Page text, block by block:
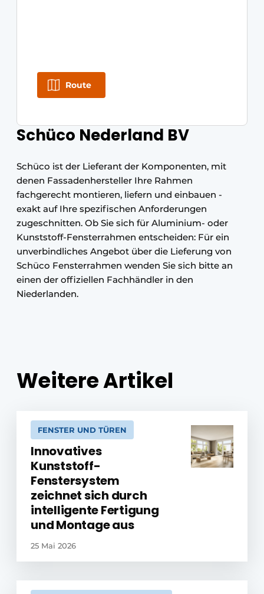
Schüco Nederland BV
Schüco ist der Lieferant der Komponenten, mit
denen Fassadenhersteller Ihre Rahmen
fachgerecht montieren, liefern und einbauen -
exakt auf Ihre spezifischen Anforderungen
zugeschnitten. Ob Sie sich für Aluminium- oder
Kunststoff-Fensterrahmen entscheiden: Für ein
unverbindliches Angebot über die Lieferung von
Schüco Fensterrahmen wenden Sie sich bitte an
einen der offiziellen Fachhändler in den
Niederlanden.
Route
Weitere Artikel
FENSTER UND TÜREN
Innovatives
Kunststoff-
Fenstersystem
zeichnet sich durch
intelligente Fertigung
und Montage aus
25 Mai 2026